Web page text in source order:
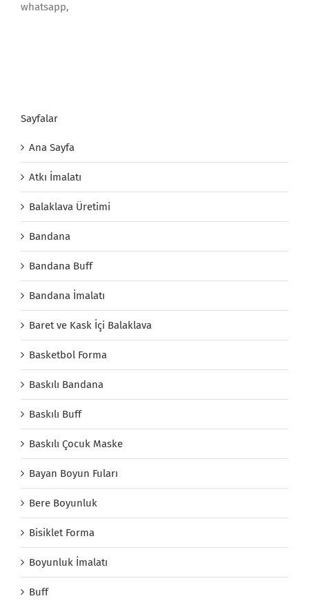
whatsapp,
Sayfalar
Ana Sayfa
Atkı İmalatı
Balaklava Üretimi
Bandana
Bandana Buff
Bandana İmalatı
Baret ve Kask İçi Balaklava
Basketbol Forma
Baskılı Bandana
Baskılı Buff
Baskılı Çocuk Maske
Bayan Boyun Fuları
Bere Boyunluk
Bisiklet Forma
Boyunluk İmalatı
Buff